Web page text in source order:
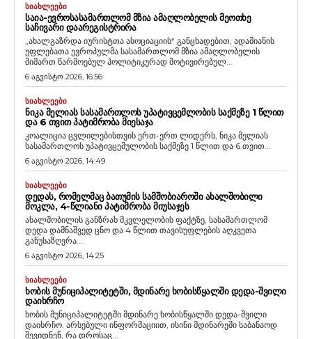
ᲡᲘᲐᲮᲚᲔᲔᲑᲘ
ᲡᲐᲘᲐ-ᲔᲕᲠᲝᲡᲐᲡᲐᲛᲐᲠᲗᲚᲝᲛ ᲛᲖᲘᲐ ᲐᲛᲐᲦᲚᲝᲑᲔᲚᲘᲡ ᲛᲔᲝᲗᲮᲔ
ᲡᲐᲩᲘᲕᲐᲠᲘ ᲓᲐᲐᲠᲔᲒᲘᲡᲢᲠᲘᲠᲐ
„ახალგაზრდა იურისტთა ასოციაციის“ განცხადებით, ადამიანის
უფლებათა ევროპულმა სასამართლომ მზია ამაღლობელის
მიმართ წარმოებულ პოლიტიკურად მოტივირებულ...
6 აგვისტო 2026, 16:56
ᲡᲘᲐᲮᲚᲔᲔᲑᲘ
ᲜᲘᲙᲐ ᲛᲔᲚᲘᲐᲡ ᲡᲐᲡᲐᲛᲐᲠᲗᲚᲝᲡ ᲣᲞᲐᲢᲘᲕᲪᲔᲛᲚᲝᲑᲘᲡ ᲡᲐᲥᲛᲔᲖᲔ 1 ᲬᲚᲘᲗ
ᲓᲐ 6 ᲗᲕᲘᲗ ᲞᲐᲢᲘᲛᲠᲝᲑᲐ ᲛᲘᲔᲡᲐᲯᲐ
კოალიცია ცვლილებისთვის ერთ-ერთ ლიდერს, ნიკა მელიას
სასამართლოს უპატივცემულობის საქმეზე 1 წლით და 6 თვით...
6 აგვისტო 2026, 14:49
ᲡᲘᲐᲮᲚᲔᲔᲑᲘ
ᲓᲔᲓᲐᲡ, ᲠᲝᲛᲔᲚᲛᲐᲪ ᲑᲐᲗᲣᲛᲘᲡ ᲡᲐᲛᲨᲝᲑᲘᲐᲠᲝᲨᲘ ᲐᲮᲐᲚᲨᲝᲑᲘᲚᲘ
ᲛᲝᲙᲚᲐ, 4-ᲬᲚᲘᲐᲜᲘ ᲞᲐᲢᲘᲛᲠᲝᲑᲐ ᲛᲘᲣᲡᲐᲯᲔᲡ
ახალშობილის განზრახ მკვლელობის ფაქტზე, სასამართლომ
დედა დამნაშვედ ცნო და 4 წლით თავისუფლების აღკვეთა
განუსაზღვრა....
6 აგვისტო 2026, 14:25
ᲡᲘᲐᲮᲚᲔᲔᲑᲘ
ᲮᲝᲑᲘᲡ ᲛᲣᲜᲘᲪᲘᲞᲐᲚᲘᲢᲔᲢᲨᲘ, ᲛᲓᲘᲜᲐᲠᲔ ᲮᲝᲑᲘᲡᲬᲧᲐᲚᲨᲘ ᲓᲔᲓᲐ-ᲨᲕᲘᲚᲘ
ᲓᲐᲘᲮᲠᲩᲝ
ხობის მუნიციპალიტეტში მდინარე ხობისწყალში დედა-შვილი
დაიხრჩო. არსებული ინფორმაციით, ისინი მდინარეში საბანაოდ
შევიდნენ, რა დროსაც...